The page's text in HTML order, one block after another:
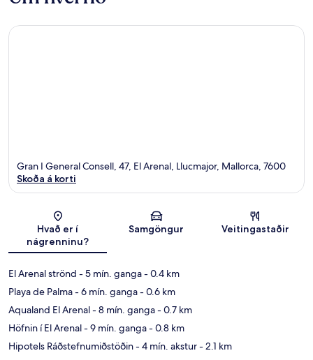
Kort
Gran I General Consell, 47, El Arenal, Llucmajor, Mallorca, 7600
Skoða á korti
Hvað er í
nágrenninu?
Samgöngur Veitingastaðir
El Arenal strönd - 5 mín. ganga- 0.4 km
Playa de Palma- 6 mín. ganga- 0.6 km
Aqualand El Arenal- 8 mín. ganga- 0.7 km
Höfnin í El Arenal- 9 mín. ganga- 0.8 km
Hipotels Ráðstefnumiðstöðin- 4 mín. akstur- 2.1 km